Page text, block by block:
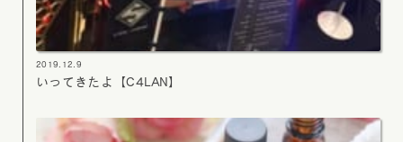
2019.12.9
いってきたよ【C4LAN】